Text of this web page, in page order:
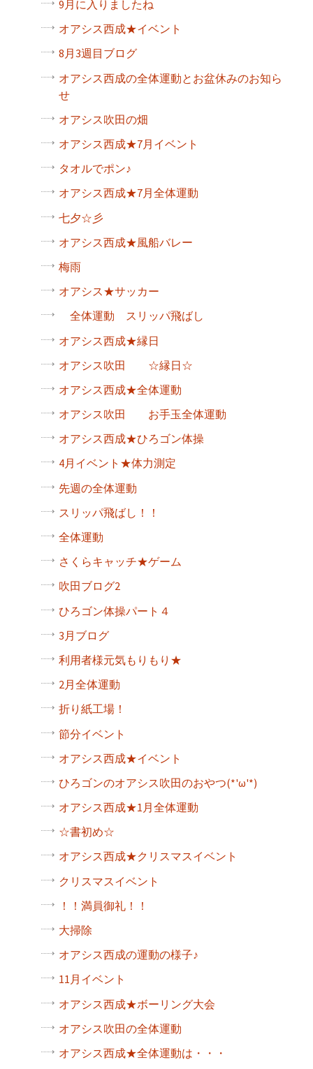
9月に入りましたね
オアシス西成★イベント
8月3週目ブログ
オアシス西成の全体運動とお盆休みのお知ら
せ
オアシス吹田の畑
オアシス西成★7月イベント
タオルでポン♪
オアシス西成★7月全体運動
七夕☆彡
オアシス西成★風船バレー
梅雨
オアシス★サッカー
全体運動 スリッパ飛ばし
オアシス西成★縁日
オアシス吹田 ☆縁日☆
オアシス西成★全体運動
オアシス吹田 お手玉全体運動
オアシス西成★ひろゴン体操
4月イベント★体力測定
先週の全体運動
スリッパ飛ばし！！
全体運動
さくらキャッチ★ゲーム
吹田ブログ2
ひろゴン体操パート４
3月ブログ
利用者様元気もりもり★
2月全体運動
折り紙工場！
節分イベント
オアシス西成★イベント
ひろゴンのオアシス吹田のおやつ(*'ω'*)
オアシス西成★1月全体運動
☆書初め☆
オアシス西成★クリスマスイベント
クリスマスイベント
！！満員御礼！！
大掃除
オアシス西成の運動の様子♪
11月イベント
オアシス西成★ボーリング大会
オアシス吹田の全体運動
オアシス西成★全体運動は・・・